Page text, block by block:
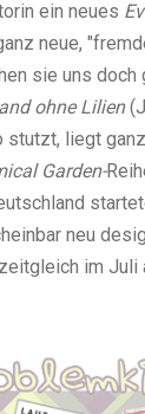
ein neues
neue,
sie uns doch
ohne Lilien
stutzt, liegt
Garden-
neu
im Juli